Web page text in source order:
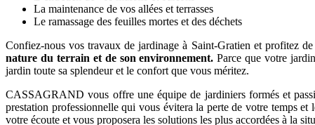
La maintenance de vos allées et terrasses
Le ramassage des feuilles mortes et des déchets
Confiez-nous vos travaux de jardinage à Saint-Gratien et profitez
nature du terrain et de son environnement. Parce que votre
jardin toute sa splendeur et le confort que vous méritez.
CASSAGRAND vous offre une équipe de jardiniers formés et
prestation professionnelle qui vous évitera la perte de votre temps
votre écoute et vous proposera les solutions les plus accordées à la